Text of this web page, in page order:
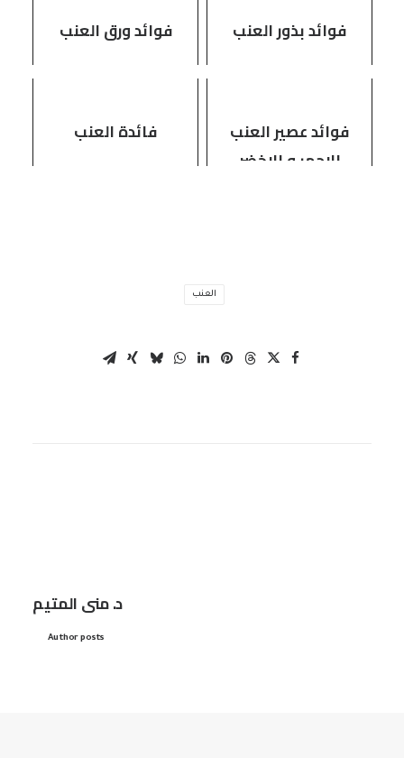
فوائد بذور العنب فوائد ورق العنب
فوائد عصير العنب
الاحمر و الاخضر
فائدة العنب
العنب
د. منى المتيم
Author posts